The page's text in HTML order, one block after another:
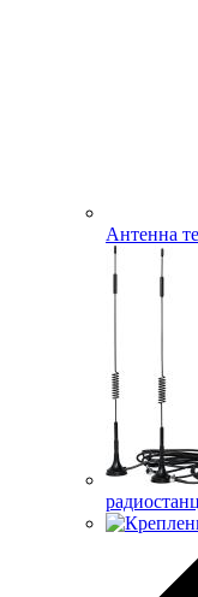
Антенна